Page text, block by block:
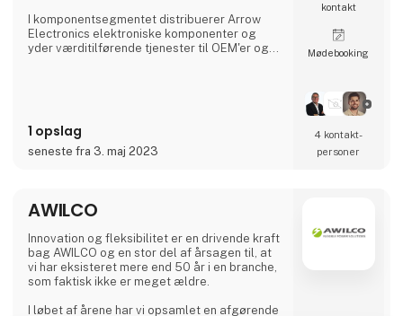
I komponentsegmentet distribuerer Arrow
Electronics elektroniske komponenter og
yder værditilførende tjenester til OEM'er og
I det globale segment for løsninger til
1 opslag
seneste fra 3. maj 2023
kontakt
Møde­booking
4 kontakt­
personer
AWILCO
Innovation og fleksibilitet er en drivende kraft
bag AWILCO og en stor del af årsagen til, at
vi har eksisteret mere end 50 år i en branche,
som faktisk ikke er meget ældre.
I løbet af årene har vi opsamlet en afgørende